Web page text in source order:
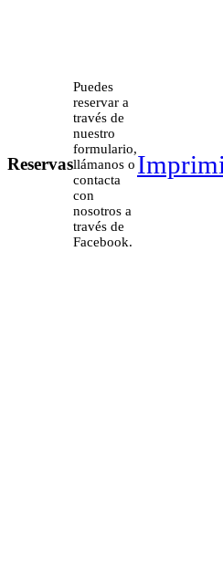
Reservas
Puedes
reservar a
través de
nuestro
formulario,
llámanos o
contacta
con
nosotros a
través de
Facebook.